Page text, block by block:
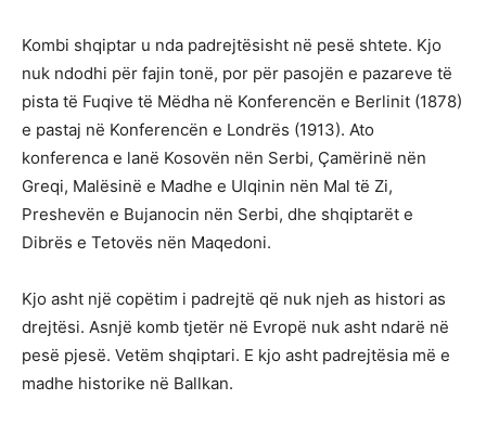
Kombi shqiptar u nda padrejtësisht në pesë shtete. Kjo
nuk ndodhi për fajin tonë, por për pasojën e pazareve të
pista të Fuqive të Mëdha në Konferencën e Berlinit (1878)
e pastaj në Konferencën e Londrës (1913). Ato
konferenca e lanë Kosovën nën Serbi, Çamërinë nën
Greqi, Malësinë e Madhe e Ulqinin nën Mal të Zi,
Preshevën e Bujanocin nën Serbi, dhe shqiptarët e
Dibrës e Tetovës nën Maqedoni.
Kjo asht një copëtim i padrejtë që nuk njeh as histori as
drejtësi. Asnjë komb tjetër në Evropë nuk asht ndarë në
pesë pjesë. Vetëm shqiptari. E kjo asht padrejtësia më e
madhe historike në Ballkan.